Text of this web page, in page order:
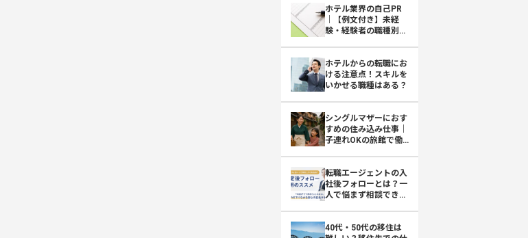
ホテル業界の自己PR
｜【例文付き】未経
験・経験者の職種別ア
ホテルからの転職にお
ける注意点！スキルを
いかせる職種はある？
シングルマザーにおす
すめの住み込み仕事｜
子連れOKの旅館で働
転職エージェントの入
社後フォローとは？一
人で悩まず相談できる
40代・50代の移住は